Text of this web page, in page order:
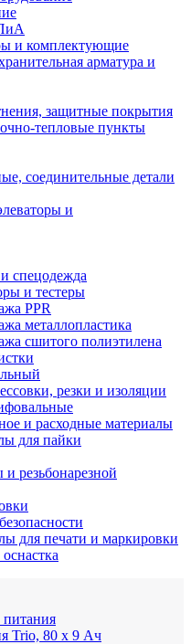
и комплектующие
арматура и
защитные покрытия
тепловые пункты
соединительные детали
и
спецодежда
и тестеры
PPR
металлопластика
сшитого полиэтилена
резки и изоляции
и расходные материалы
для пайки
резьбонарезной
для печати и маркировки
питания
Trio, 80 x 9 Ач